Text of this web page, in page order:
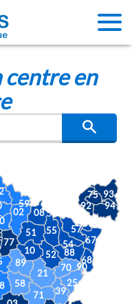
centre en
10
21
25
39
51
52
54
55 57
58
59
67
68
70
71
75
77
88
89
90
92
93
94
02 08